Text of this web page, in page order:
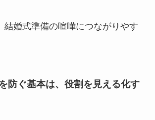
結婚式準備の喧嘩につながりやす
防ぐ基本は、役割を見える化す